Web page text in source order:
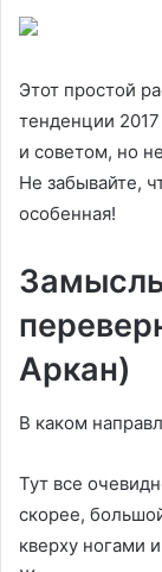
Этот простой
тенденции
и советом, но
Не забывайте,
особенная!
Аркан)
В каком
Тут все
скорее,
кверху ногами